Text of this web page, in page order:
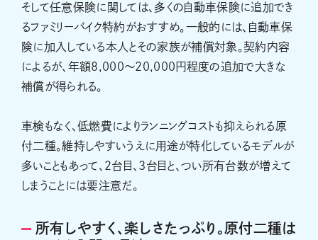
そして任意保険に関しては、多くの自動車保険に追加でき
るファミリーバイク特約がおすすめ。一般的には、自動車保
険に加入している本人とその家族が補償対象。契約内容
によるが、年額8,000〜20,000円程度の追加で大きな
補償が得られる。
車検もなく、低燃費によりランニングコストも抑えられる原
付二種。維持しやすいうえに用途が特化しているモデルが
多いこともあって、2台目、3台目と、つい所有台数が増えて
しまうことには要注意だ。
所有しやすく、楽しさたっぷり。原付二種は